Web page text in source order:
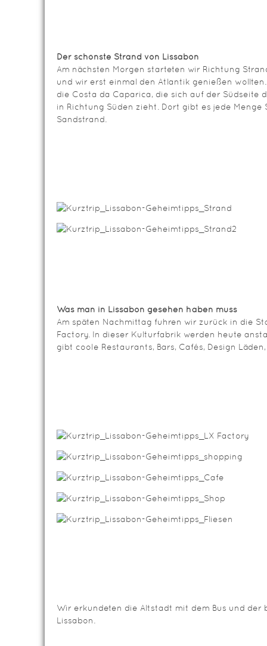
Der schönste Strand von Lissabon
Am nächsten Morgen starteten wir Richtung
und wir erst einmal den Atlantik genießen
die Costa da Caparica, die sich auf der Südseite
in Richtung Süden zieht. Dort gibt es jede
Sandstrand.
Was man in Lissabon gesehen haben muss
Am späten Nachmittag fuhren wir zurück in die
Factory. In dieser Kulturfabrik werden heute
gibt coole Restaurants, Bars, Cafés, Design
Wir erkundeten die Altstadt mit dem Bus und der
Lissabon.